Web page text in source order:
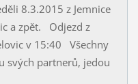
8.3.2015 z Jemnice
a zpět. Odjezd z
v 15:40 Všechny
svých partnerů, jedou